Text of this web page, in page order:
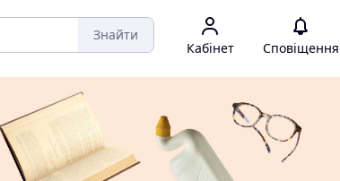
Знайти
Кабінет Сповіщення